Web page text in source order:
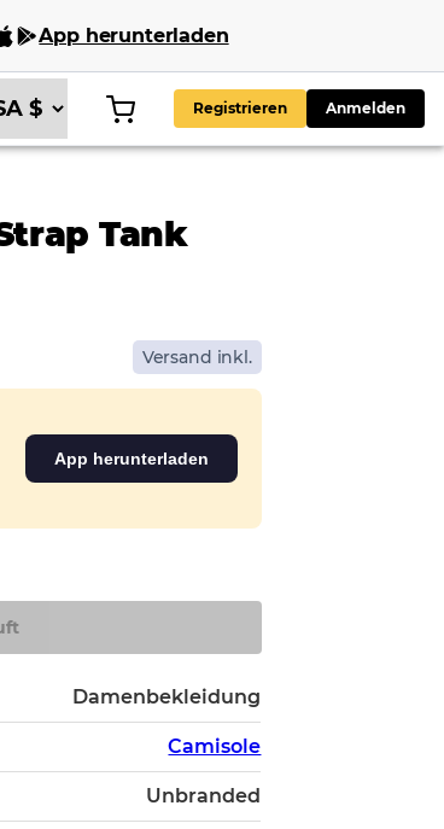
App herunterladen
Registrieren Anmelden
Tank
Versand inkl.
App herunterladen
Damenbekleidung
Camisole
Unbranded